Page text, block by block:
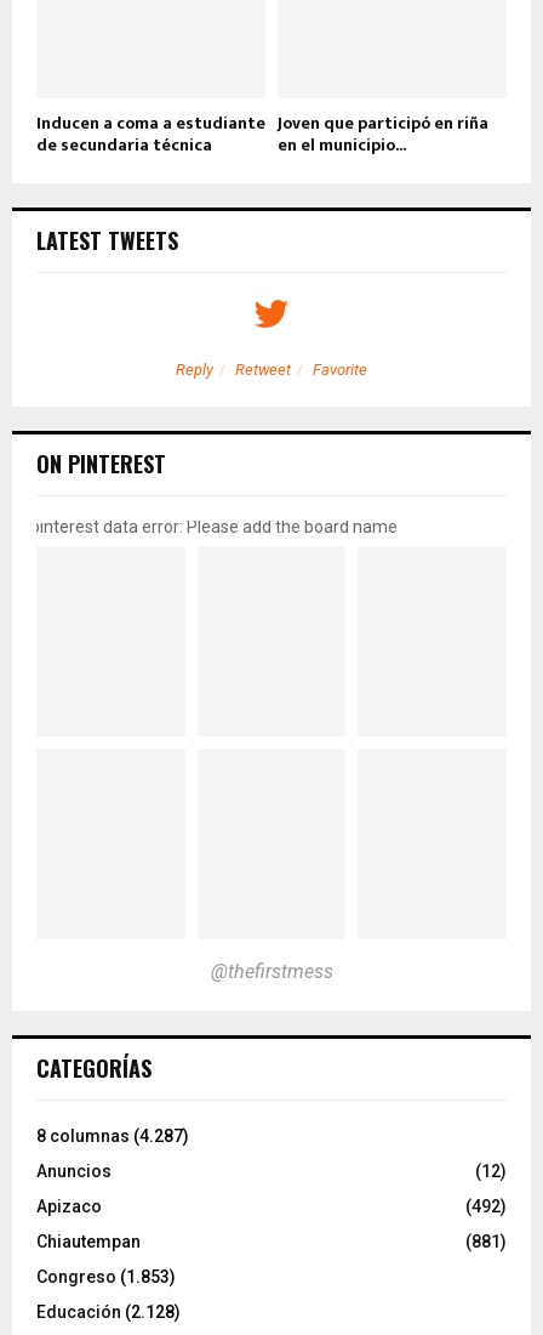
Inducen a coma a estudiante
de secundaria técnica
Joven que participó en riña
en el municipio...
LATEST TWEETS
Reply Retweet Favorite
ON PINTEREST
pinterest data error: Please add the board name
@thefirstmess
CATEGORÍAS
8 columnas (4.287)
Anuncios
(12)
Apizaco
(492)
Chiautempan
(881)
Congreso (1.853)
Educación (2.128)